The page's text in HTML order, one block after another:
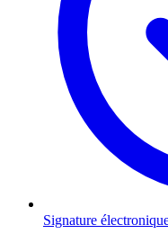
Signature